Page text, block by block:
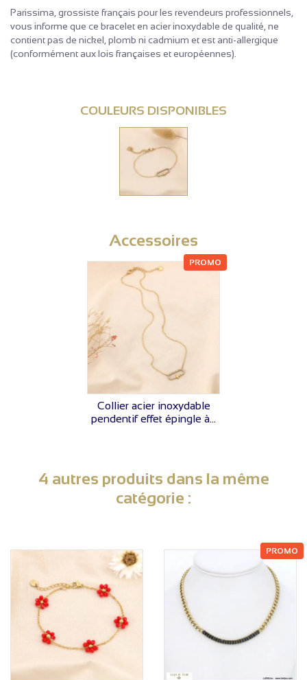
Parissima, grossiste français pour les revendeurs professionnels,
vous informe que ce bracelet en acier inoxydable de qualité, ne
contient pas de nickel, plomb ni cadmium et est anti-allergique
(conformément aux lois françaises et européennes).
COULEURS DISPONIBLES
Accessoires
VOIR LE PRIX
Collier acier inoxydable
pendentif effet épingle à...
PROMO
4 autres produits dans la même
catégorie :
PROMO